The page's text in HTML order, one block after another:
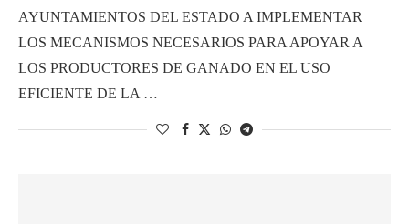
AYUNTAMIENTOS DEL ESTADO A IMPLEMENTAR
LOS MECANISMOS NECESARIOS PARA APOYAR A
LOS PRODUCTORES DE GANADO EN EL USO
EFICIENTE DE LA …